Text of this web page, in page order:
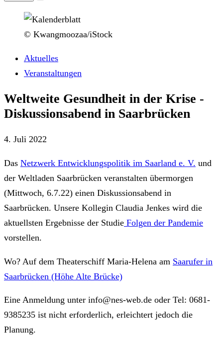
© Kwangmoozaa/iStock
Aktuelles
Veranstaltungen
Weltweite Gesundheit in der Krise -
Diskussionsabend in Saarbrücken
4. Juli 2022
Das Netzwerk Entwicklungspolitik im Saarland e. V. und
der Weltladen Saarbrücken veranstalten übermorgen
(Mittwoch, 6.7.22) einen Diskussionsabend in
Saarbrücken. Unsere Kollegin Claudia Jenkes wird die
aktuellsten Ergebnisse der Studie Folgen der Pandemie
vorstellen.
Wo? Auf dem Theaterschiff Maria-Helena am Saarufer in
Saarbrücken (Höhe Alte Brücke)
Eine Anmeldung unter info@nes-web.de oder Tel: 0681-
9385235 ist nicht erforderlich, erleichtert jedoch die
Planung.